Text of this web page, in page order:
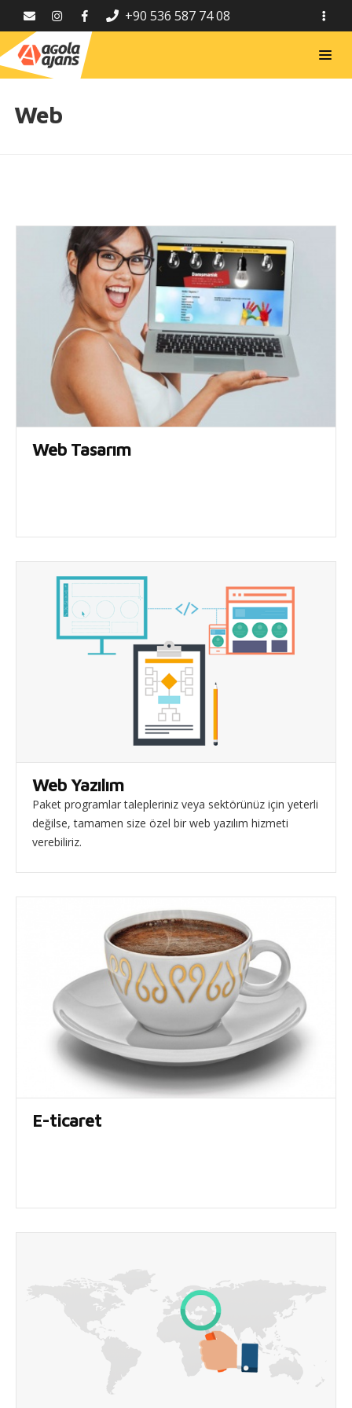
+90 536 587 74 08
Web
Web Tasarım
Web Yazılım
Paket programlar talepleriniz veya sektörünüz için yeterli
değilse, tamamen size özel bir web yazılım hizmeti
verebiliriz.
E-ticaret